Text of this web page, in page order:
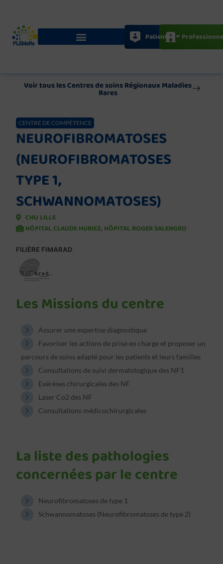
contenu
Patients
Voir tous les Centres de soins Régionaux Maladies
Rares
CENTRE DE COMPÉTENCE
NEUROFIBROMATOSES
(NEUROFIBROMATOSES
TYPE 1,
SCHWANNOMATOSES)
CHU LILLE
HÔPITAL CLAUDE HURIEZ,HÔPITAL ROGER SALENGRO
FILIÈRE FIMARAD
Les Missions du centre
Assurer une expertise diagnostique
Favoriser les actions de prise en charge et proposer un
parcours de soins adapté pour les patients et leurs familles
Consultations de suivi dermatologique des NF1
Exérèses chirurgicales des NF
Laser Co2 des NF
Consultations médicochirurgicales
La liste des pathologies
concernées par le centre
Neurofibromatoses de type 1
Schwannomatoses (Neurofibromatoses de type 2)